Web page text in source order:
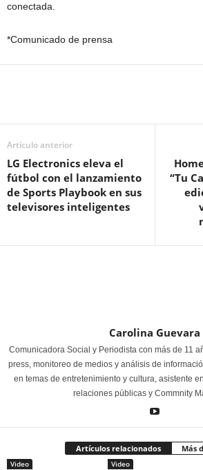
conectada.
*Comunicado de prensa
Artículo anterior
LG Electronics eleva el
fútbol con el lanzamiento
de Sports Playbook en sus
televisores inteligentes
“Tu
Carolina Guevara
Comunicadora Social y Periodista con más de 11
press, monitoreo de medios y análisis de
en temas de entretenimiento y cultura, asistente
relaciones públicas y Commnity
Artículos relacionados Más
Video Video